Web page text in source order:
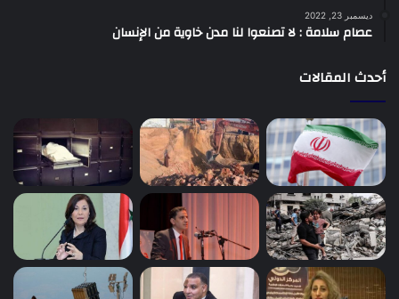
ديسمبر 23, 2022
عصام سلامة : لا تصنعوا لنا مدن خاوية من الإنسان
أحدث المقالات